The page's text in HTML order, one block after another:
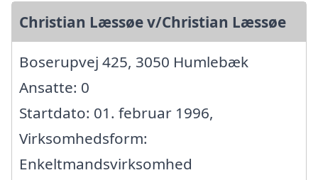
Christian Læssøe v/Christian Læssøe
Boserupvej 425, 3050 Humlebæk
Ansatte: 0
Startdato: 01. februar 1996,
Virksomhedsform:
Enkeltmandsvirksomhed